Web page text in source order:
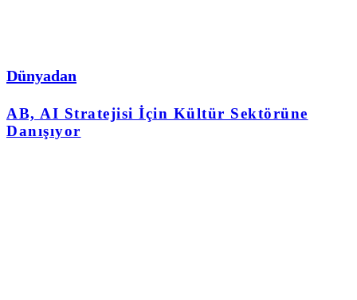
Dünyadan
AB, AI Stratejisi İçin Kültür Sektörüne
Danışıyor